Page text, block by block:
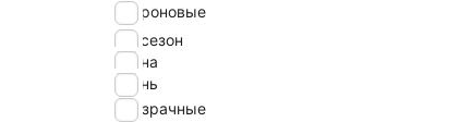
капроновые
всесезон
весна
осень
прозрачные